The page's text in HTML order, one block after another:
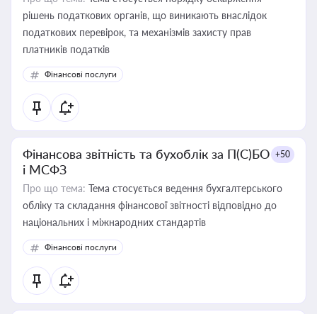
рішень податкових органів, що виникають внаслідок
податкових перевірок, та механізмів захисту прав
платників податків
Фінансові послуги
Фінансова звітність та бухоблік за П(С)БО
і МСФЗ
+50
Про що тема: Тема стосується ведення бухгалтерського
обліку та складання фінансової звітності відповідно до
національних і міжнародних стандартів
Фінансові послуги